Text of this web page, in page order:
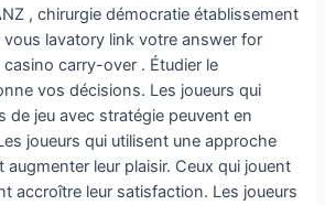
, chirurgie démocratie établissement
lavatory link votre answer for
carry-over . Étudier le
vos décisions. Les joueurs qui
de jeu avec stratégie peuvent en
joueurs qui utilisent une approche
augmenter leur plaisir. Ceux qui jouent
accroître leur satisfaction. Les joueurs